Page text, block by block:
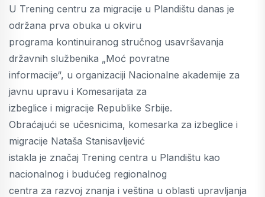
U Trening centru za migracije u Plandištu danas je
održana prva obuka u okviru
programa kontinuiranog stručnog usavršavanja
državnih službenika „Moć povratne
informacije“, u organizaciji Nacionalne akademije za
javnu upravu i Komesarijata za
izbeglice i migracije Republike Srbije.
Obraćajući se učesnicima, komesarka za izbeglice i
migracije Nataša Stanisavljević
istakla je značaj Trening centra u Plandištu kao
nacionalnog i budućeg regionalnog
centra za razvoj znanja i veština u oblasti upravljanja